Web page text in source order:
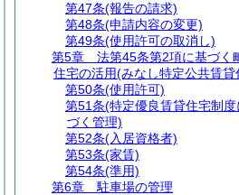
第47条(報告の請求)
第48条(申請内容の変更)
第49条(使用許可の取消し)
第5章
法第45条第2項に基づく
住宅の活用(みなし特定公共賃貸
第50条(使用許可)
第51条(特定優良賃貸住宅制度
づく管理)
第52条(入居資格者)
第53条(家賃)
第54条(準用)
第6章
駐車場の管理